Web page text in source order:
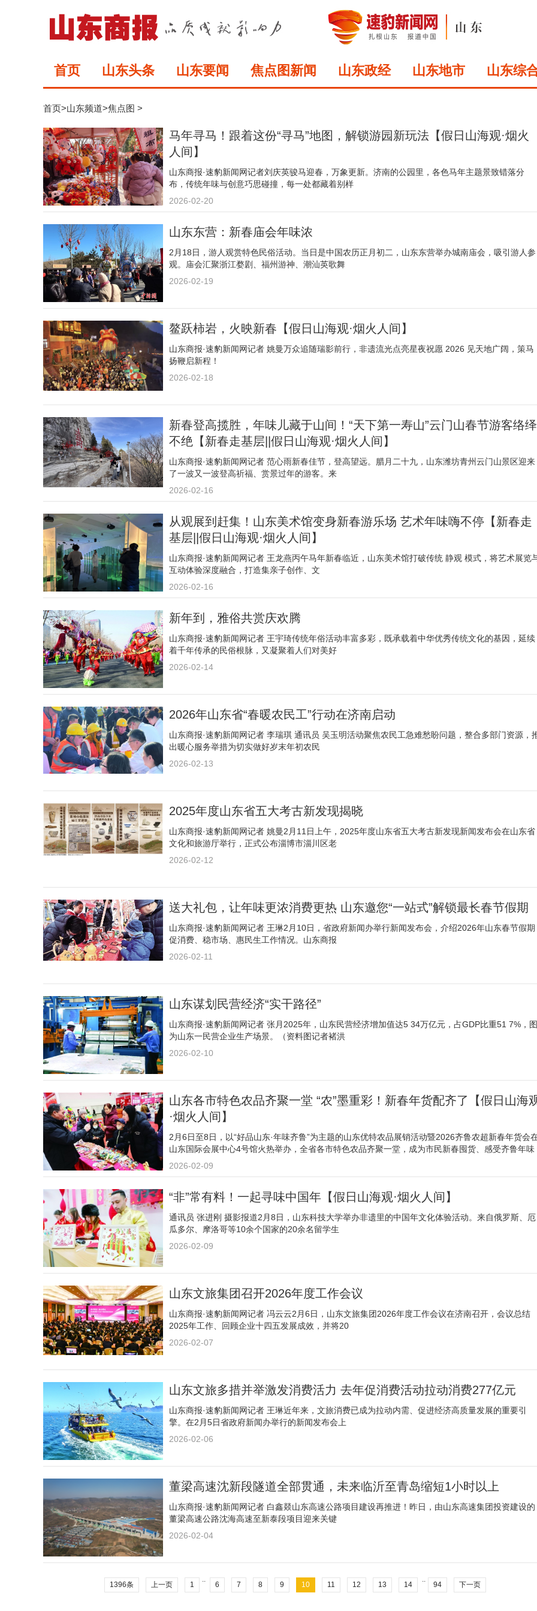
首页 山东头条 山东要闻 焦点图新闻 山东政经 山东地市 山东综
首页>山东频道>焦点图 >
马年寻马！跟着这份“寻马”地图，解锁游园新玩法【假日山海观·烟火
人间】
山东商报·速豹新闻网记者刘庆英骏马迎春，万象更新。济南的公园里，各色马年主题景致错落分
布，传统年味与创意巧思碰撞，每一处都藏着别样
2026-02-20
山东东营：新春庙会年味浓
2月18日，游人观赏特色民俗活动。当日是中国农历正月初二，山东东营举办城南庙会，吸引游人参
观。庙会汇聚浙江婺剧、福州游神、潮汕英歌舞
2026-02-19
鳌跃柿岩，火映新春【假日山海观·烟火人间】
山东商报·速豹新闻网记者 姚曼万众追随瑞影前行，非遗流光点亮星夜祝愿 2026 见天地广阔，策马
扬鞭启新程！
2026-02-18
新春登高揽胜，年味儿藏于山间！“天下第一寿山”云门山春节游客络绎
不绝【新春走基层||假日山海观·烟火人间】
山东商报·速豹新闻网记者 范心雨新春佳节，登高望远。腊月二十九，山东潍坊青州云门山景区迎来
了一波又一波登高祈福、赏景过年的游客。来
2026-02-16
从观展到赶集！山东美术馆变身新春游乐场 艺术年味嗨不停【新春走
基层||假日山海观·烟火人间】
山东商报·速豹新闻网记者 王龙燕丙午马年新春临近，山东美术馆打破传统 静观 模式，将艺术展览
互动体验深度融合，打造集亲子创作、文
2026-02-16
新年到，雅俗共赏庆欢腾
山东商报·速豹新闻网记者 王宇琦传统年俗活动丰富多彩，既承载着中华优秀传统文化的基因，延续
着千年传承的民俗根脉，又凝聚着人们对美好
2026-02-14
2026年山东省“春暖农民工”行动在济南启动
山东商报·速豹新闻网记者 李瑞琪 通讯员 吴玉明活动聚焦农民工急难愁盼问题，整合多部门资源，
出暖心服务举措为切实做好岁末年初农民
2026-02-13
2025年度山东省五大考古新发现揭晓
山东商报·速豹新闻网记者 姚曼2月11日上午，2025年度山东省五大考古新发现新闻发布会在山东省
文化和旅游厅举行，正式公布淄博市淄川区老
2026-02-12
送大礼包，让年味更浓消费更热 山东邀您“一站式”解锁最长春节假期
山东商报·速豹新闻网记者 王琳2月10日，省政府新闻办举行新闻发布会，介绍2026年山东春节假期
促消费、稳市场、惠民生工作情况。山东商报
2026-02-11
山东谋划民营经济“实干路径”
山东商报·速豹新闻网记者 张月2025年，山东民营经济增加值达5 34万亿元，占GDP比重51 7%，图
为山东一民营企业生产场景。（资料图记者褚洪
2026-02-10
山东各市特色农品齐聚一堂 “农”墨重彩！新春年货配齐了【假日山海
·烟火人间】
2月6日至8日，以“好品山东·年味齐鲁”为主题的山东优特农品展销活动暨2026齐鲁农超新春年货会
山东国际会展中心4号馆火热举办，全省各市特色农品齐聚一堂，成为市民新春囤货、感受齐鲁年味
的好去处。
2026-02-09
“非”常有料！一起寻味中国年【假日山海观·烟火人间】
通讯员 张进刚 摄影报道2月8日，山东科技大学举办非遗里的中国年文化体验活动。来自俄罗斯、厄
瓜多尔、摩洛哥等10余个国家的20余名留学生
2026-02-09
山东文旅集团召开2026年度工作会议
山东商报·速豹新闻网记者 冯云云2月6日，山东文旅集团2026年度工作会议在济南召开，会议总结
2025年工作、回顾企业十四五发展成效，并将20
2026-02-07
山东文旅多措并举激发消费活力 去年促消费活动拉动消费277亿元
山东商报·速豹新闻网记者 王琳近年来，文旅消费已成为拉动内需、促进经济高质量发展的重要引
擎。在2月5日省政府新闻办举行的新闻发布会上
2026-02-06
董梁高速沈新段隧道全部贯通，未来临沂至青岛缩短1小时以上
山东商报·速豹新闻网记者 白鑫燚山东高速公路项目建设再推进！昨日，由山东高速集团投资建设的
董梁高速公路沈海高速至新泰段项目迎来关键
2026-02-04
1396条 上一页 1
..
6 7 8 9 10 11 12 13 14
..
94 下一页